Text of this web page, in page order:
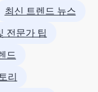
최신 트렌드 뉴스
전문가 팁
드
리